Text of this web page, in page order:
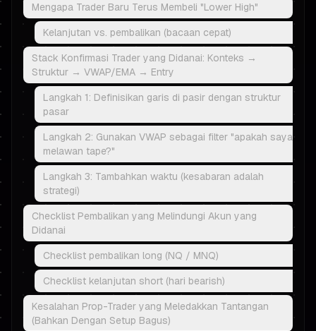
Mengapa Trader Baru Terus Membeli "Lower High"
Kelanjutan vs. pembalikan (bacaan cepat)
Stack Konfirmasi Trader yang Didanai: Konteks →
Struktur → VWAP/EMA → Entry
Langkah 1: Definisikan garis di pasir dengan struktur
pasar
Langkah 2: Gunakan VWAP sebagai filter "apakah saya
melawan tape?"
Langkah 3: Tambahkan waktu (kesabaran adalah
strategi)
Checklist Pembalikan yang Melindungi Akun yang
Didanai
Checklist pembalikan long (NQ / MNQ)
Checklist kelanjutan short (hari bearish)
Kesalahan Prop-Trader yang Meledakkan Tantangan
(Bahkan Dengan Setup Bagus)